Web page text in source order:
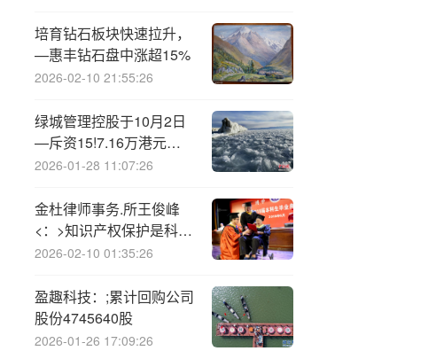
培育钻石板块快速拉升，
—惠丰钻石盘中涨超15%
2026-02-10 21:55:26
绿城管理控股于10月2日
—斥资15!7.16万港元回
购50万股
2026-01-28 11:07:26
金杜律师事务.所王俊峰
<：>知识产权保护是科技
发展与创新最好的环境
2026-02-10 01:35:26
盈趣科技：;累计回购公司
股份4745640股
2026-01-26 17:09:26